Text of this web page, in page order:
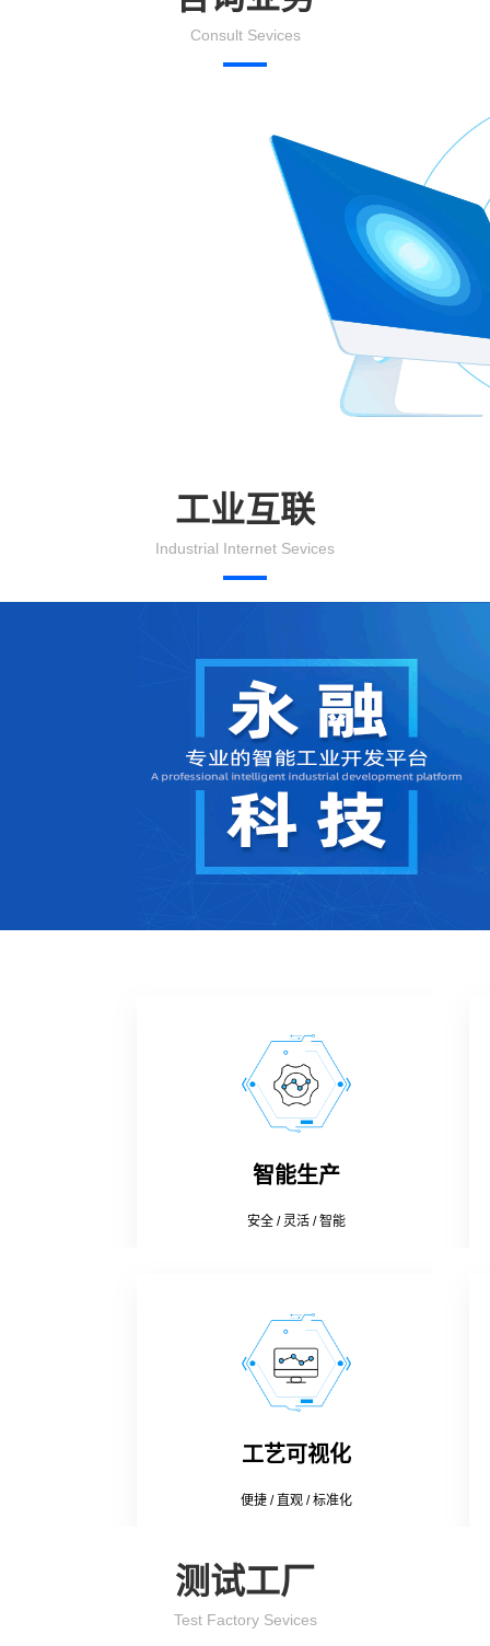
Consult Sevices
工业互联
Industrial Internet Sevices
智能生产
安全 / 灵活 / 智能
工艺可视化
便捷 / 直观 / 标准化
测试工厂
Test Factory Sevices